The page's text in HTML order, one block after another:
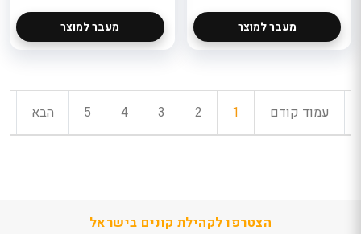
מעבר למוצר מעבר למוצר
עמוד קודם 1
2
3
4
5 הבא
הצטרפו לקהילת קונים בישראל